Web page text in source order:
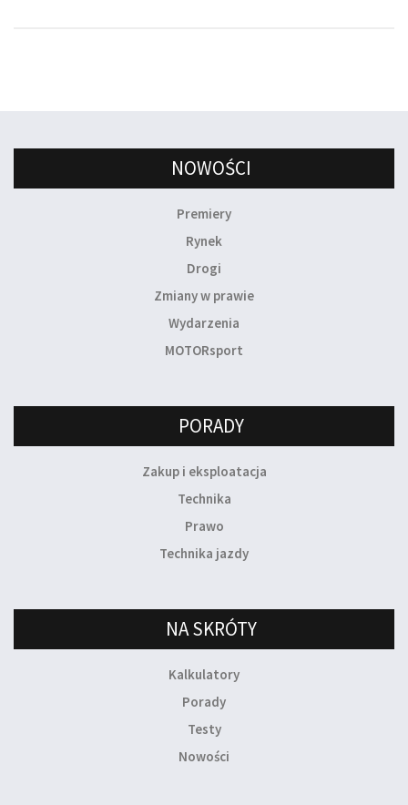
NOWOŚCI
Premiery
Rynek
Drogi
Zmiany w prawie
Wydarzenia
MOTORsport
PORADY
Zakup i eksploatacja
Technika
Prawo
Technika jazdy
NA SKRÓTY
Kalkulatory
Porady
Testy
Nowości